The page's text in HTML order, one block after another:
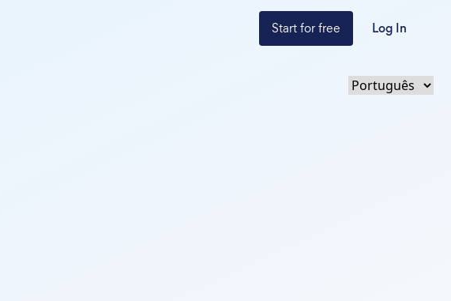
Start for free Log In